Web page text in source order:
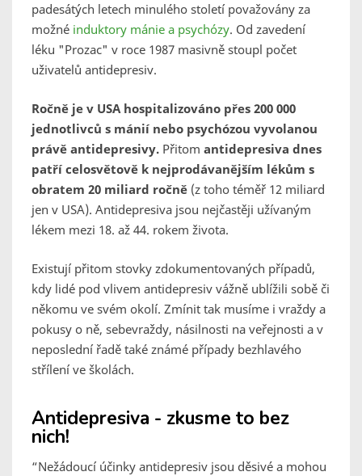
padesátých letech minulého století považovány za
možné induktory mánie a psychózy. Od zavedení
léku "Prozac" v roce 1987 masivně stoupl počet
uživatelů antidepresiv.
Ročně je v USA hospitalizováno přes 200 000
jednotlivců s mánií nebo psychózou vyvolanou
právě antidepresivy. Přitom antidepresiva dnes
patří celosvětově k nejprodávanějším lékům s
obratem 20 miliard ročně (z toho téměř 12 miliard
jen v USA). Antidepresiva jsou nejčastěji užívaným
lékem mezi 18. až 44. rokem života.
Existují přitom stovky zdokumentovaných případů,
kdy lidé pod vlivem antidepresiv vážně ublížili sobě či
někomu ve svém okolí. Zmínit tak musíme i vraždy a
pokusy o ně, sebevraždy, násilnosti na veřejnosti a v
neposlední řadě také známé případy bezhlavého
střílení ve školách.
Antidepresiva - zkusme to bez
nich!
“Nežádoucí účinky antidepresiv jsou děsivé a mohou